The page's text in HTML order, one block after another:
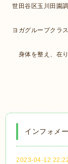
世田谷区玉川田園
ヨガグループクラ
身体を整え、在
インフォメ
2023-04-12